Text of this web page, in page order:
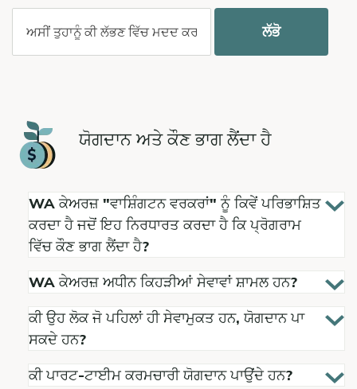
ਯੋਗਦਾਨ ਅਤੇ ਕੌਣ ਭਾਗ ਲੈਂਦਾ ਹੈ
WA ਕੇਅਰਜ਼ "ਵਾਸ਼ਿੰਗਟਨ ਵਰਕਰਾਂ" ਨੂੰ ਕਿਵੇਂ ਪਰਿਭਾਸ਼ਿਤ
ਕਰਦਾ ਹੈ ਜਦੋਂ ਇਹ ਨਿਰਧਾਰਤ ਕਰਦਾ ਹੈ ਕਿ ਪ੍ਰੋਗਰਾਮ
ਵਿੱਚ ਕੌਣ ਭਾਗ ਲੈਂਦਾ ਹੈ?
WA ਕੇਅਰਜ਼ ਅਧੀਨ ਕਿਹੜੀਆਂ ਸੇਵਾਵਾਂ ਸ਼ਾਮਲ ਹਨ?
ਕੀ ਉਹ ਲੋਕ ਜੋ ਪਹਿਲਾਂ ਹੀ ਸੇਵਾਮੁਕਤ ਹਨ, ਯੋਗਦਾਨ ਪਾ
ਸਕਦੇ ਹਨ?
ਕੀ ਪਾਰਟ-ਟਾਈਮ ਕਰਮਚਾਰੀ ਯੋਗਦਾਨ ਪਾਉਂਦੇ ਹਨ?